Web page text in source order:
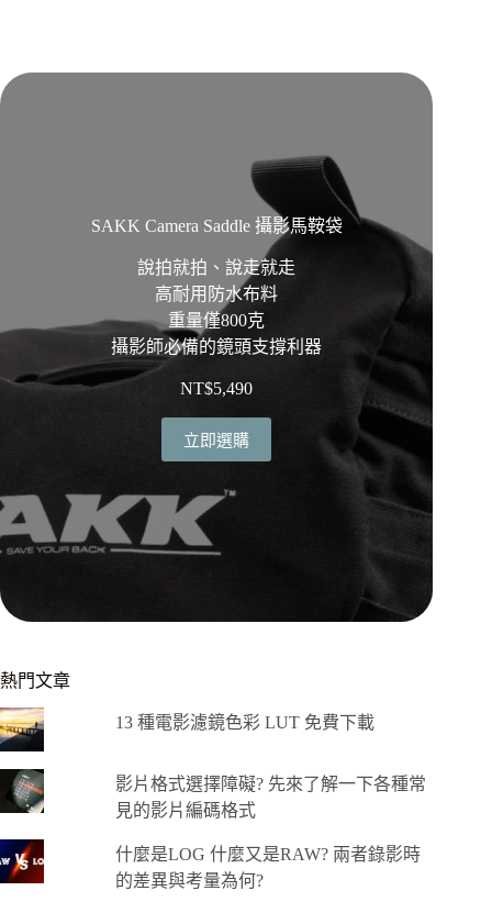
SAKK Camera Saddle 攝影馬鞍袋
說拍就拍、說走就走
高耐用防水布料
重量僅800克
攝影師必備的鏡頭支撐利器
NT$5,490
立即選購
熱門文章
13 種電影濾鏡色彩 LUT 免費下載
影片格式選擇障礙? 先來了解一下各種常
見的影片編碼格式
什麼是LOG 什麼又是RAW? 兩者錄影時
的差異與考量為何?